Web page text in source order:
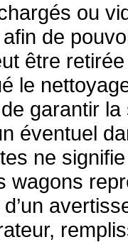
ou
de
être
le
garantir
éventuel
ne
wagons
d’un